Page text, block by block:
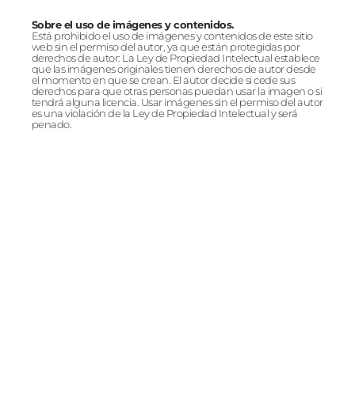
Sobre el uso de imágenes y contenidos.
Está prohibido el uso de imágenes y contenidos de este sitio
web sin el permiso del autor, ya que están protegidas por
derechos de autor: La Ley de Propiedad Intelectual establece
que las imágenes originales tienen derechos de autor desde
el momento en que se crean. El autor decide si cede sus
derechos para que otras personas puedan usar la imagen o si
tendrá alguna licencia. Usar imágenes sin el permiso del autor
es una violación de la Ley de Propiedad Intelectual y será
penado.